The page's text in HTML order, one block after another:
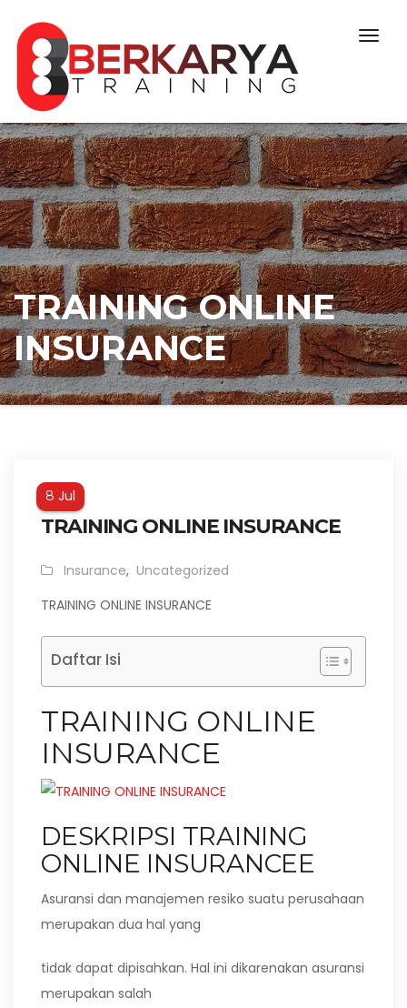
TRAINING ONLINE
INSURANCE
8 Jul
TRAINING ONLINE INSURANCE
Insurance, Uncategorized
TRAINING ONLINE INSURANCE
Daftar Isi
TRAINING ONLINE
INSURANCE
DESKRIPSI TRAINING
ONLINE INSURANCEE
Asuransi dan manajemen resiko suatu perusahaan
merupakan dua hal yang
tidak dapat dipisahkan. Hal ini dikarenakan asuransi
merupakan salah